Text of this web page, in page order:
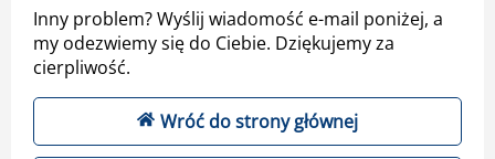
Inny problem? Wyślij wiadomość e-mail poniżej, a
my odezwiemy się do Ciebie. Dziękujemy za
cierpliwość.
Wróć do strony głównej